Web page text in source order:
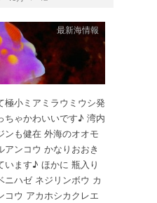
最新海情報
極小ミアミラウミウシ発
ちゃかわいいです♪ 湾内
ンも健在 外海のオオモ
アンコウ かなりおおき
います♪ ほかに 瓶入り
ニハゼ ネジリンボウ カ
コウ アカホシカクレエ